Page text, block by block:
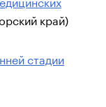
край)
стадии